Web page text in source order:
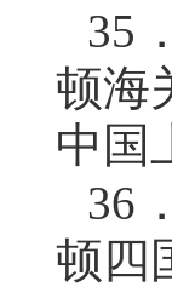
35．
顿海
中国
36．
顿四